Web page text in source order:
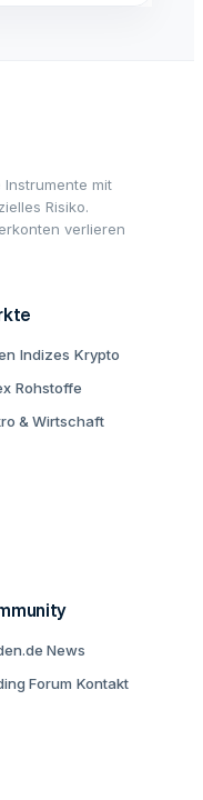
Instrumente mit
Risiko.
verlieren
Indizes Krypto
Rohstoffe
& Wirtschaft
News
Forum Kontakt